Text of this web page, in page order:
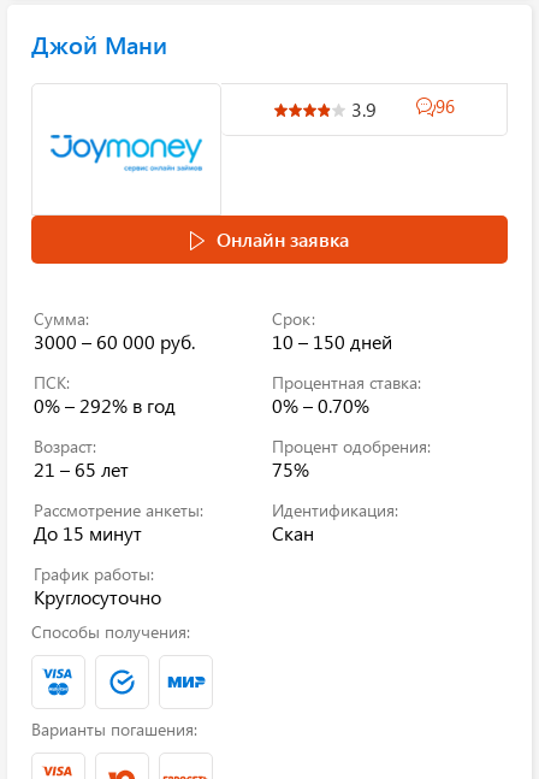
Джой Мани
3.9 96
Онлайн заявка
Сумма:
3000 – 60 000 руб.
Срок:
10 – 150 дней
ПСК:
0% – 292% в год
Процентная ставка:
0% – 0.70%
Возраст:
21 – 65 лет
Процент одобрения:
75%
Рассмотрение анкеты:
До 15 минут
Идентификация:
Скан
График работы:
Круглосуточно
Способы получения:
Варианты погашения: